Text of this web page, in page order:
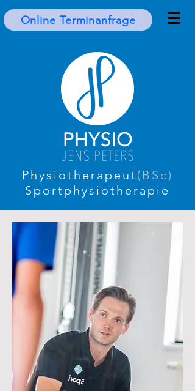
Online Terminanfrage
Physiotherapeut(BSc)
Sportphysiotherapie